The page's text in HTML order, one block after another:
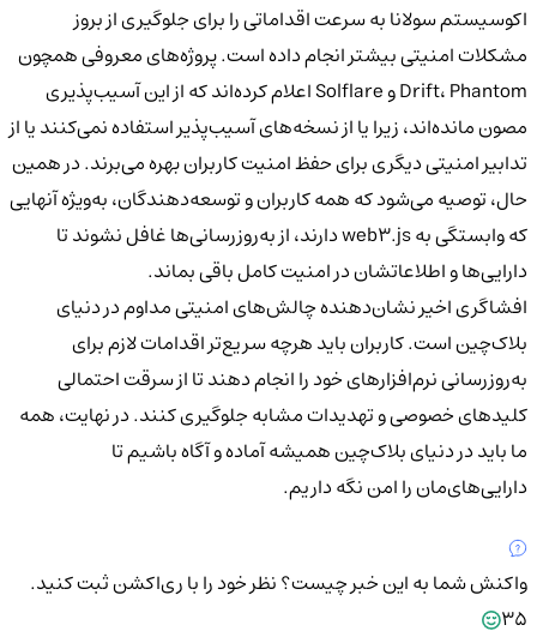
اکوسیستم سولانا به سرعت اقداماتی را برای جلوگیری از بروز
مشکلات امنیتی بیشتر انجام داده است. پروژه‌های معروفی همچون
Drift، Phantom و Solflare اعلام کرده‌اند که از این آسیب‌پذیری
مصون مانده‌اند، زیرا یا از نسخه‌های آسیب‌پذیر استفاده نمی‌کنند یا از
تدابیر امنیتی دیگری برای حفظ امنیت کاربران بهره می‌برند. در همین
حال، توصیه می‌شود که همه کاربران و توسعه‌دهندگان، به‌ویژه آنهایی
که وابستگی به web3.js دارند، از به‌روزرسانی‌ها غافل نشوند تا
دارایی‌ها و اطلاعاتشان در امنیت کامل باقی بماند.
افشاگری اخیر نشان‌دهنده چالش‌های امنیتی مداوم در دنیای
بلاک‌چین است. کاربران باید هرچه سریع‌تر اقدامات لازم برای
به‌روزرسانی نرم‌افزارهای خود را انجام دهند تا از سرقت احتمالی
کلیدهای خصوصی و تهدیدات مشابه جلوگیری کنند. در نهایت، همه
ما باید در دنیای بلاک‌چین همیشه آماده و آگاه باشیم تا
دارایی‌های‌مان را امن نگه داریم.
واکنش شما به این خبر چیست؟نظر خود را با ری‌اکشن ثبت کنید.
35